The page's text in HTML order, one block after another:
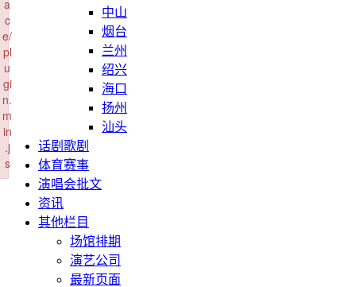
中山
烟台
兰州
绍兴
海口
扬州
汕头
话剧歌剧
体育赛事
演唱会批文
资讯
其他栏目
场馆排期
演艺公司
最新页面
a
c
e/
pl
u
gi
n.
m
in
.j
s
to load plugin: searchreplace from url https://